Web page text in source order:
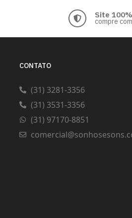
Site
compre
CONTATO
(31) 3281-3356
(31) 3531-3356
(31) 97170-8851